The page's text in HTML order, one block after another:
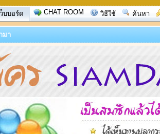
ว็บบอร์ด CHAT ROOM วิธีใช้ ค้นหา
มา